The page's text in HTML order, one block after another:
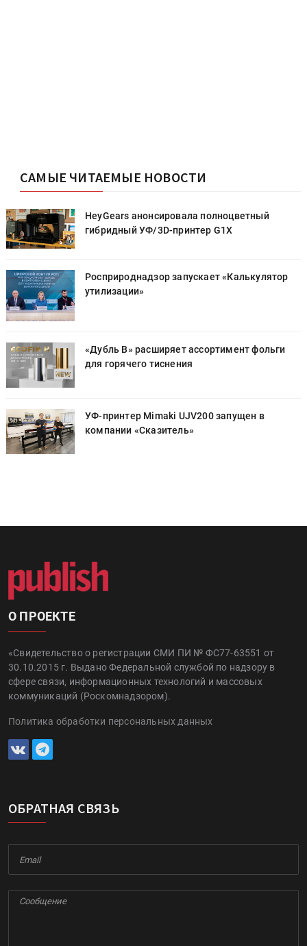
САМЫЕ ЧИТАЕМЫЕ НОВОСТИ
HeyGears анонсировала полноцветный
гибридный УФ/3D-принтер G1X
Росприроднадзор запускает «Калькулятор
утилизации»
«Дубль В» расширяет ассортимент фольги
для горячего тиснения
УФ-принтер Mimaki UJV200 запущен в
компании «Сказитель»
О ПРОЕКТЕ
«Свидетельство о регистрации СМИ ПИ № ФС77-63551 от
30.10.2015 г. Выдано Федеральной службой по надзору в
сфере связи, информационных технологий и массовых
коммуникаций (Роскомнадзором).
Политика обработки персональных данных
ОБРАТНАЯ СВЯЗЬ